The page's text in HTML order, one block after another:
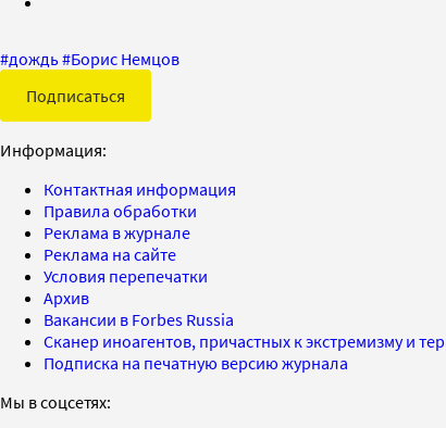
#дождь#Борис Немцов
Подписаться
Информация:
Контактная информация
Правила обработки
Реклама в журнале
Реклама на сайте
Условия перепечатки
Архив
Вакансии в Forbes Russia
Сканер иноагентов, причастных к экстремизму и
Подписка на печатную версию журнала
Мы в соцсетях: